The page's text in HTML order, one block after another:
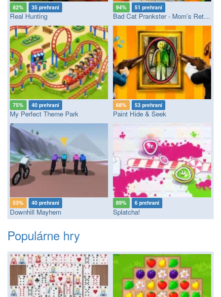
82% 35 prehraní
Real Hunting
94% 51 prehraní
Bad Cat Prankster - Mom’s Return
75% 40 prehraní
My Perfect Theme Park
68% 53 prehraní
Paint Hide & Seek
53% 40 prehraní
Downhill Mayhem
89% 6 prehraní
Splatcha!
Populárne hry